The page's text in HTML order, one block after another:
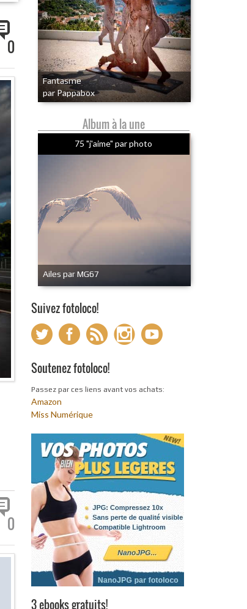
0
0
Fantasme
par Pappabox
Album à la une
75 "j'aime" par photo
Ailes par MG67
Suivez fotoloco!
Soutenez fotoloco!
Passez par ces liens avant vos achats:
Amazon
Miss Numérique
3 ebooks gratuits!